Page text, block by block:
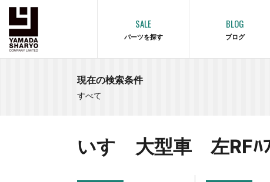
SALE
パーツを探す
BLOG
ブログ
現在の検索条件
すべて
いすゞ大型車 左RFﾊ